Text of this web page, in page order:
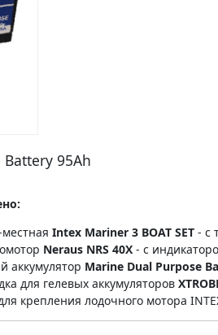
Battery 95Ah
местнаяIntex Mariner 3 BOAT SET - с
Neraus NRS 40X - с
аккумулятор Marine Dual Purpose
для гелевых аккумуляторов
крепления лодочного мотора